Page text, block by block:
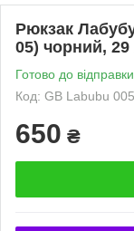
Рюкзак
05) чорний, 29
Готово до відправки
Код: GB Labubu
650 ₴